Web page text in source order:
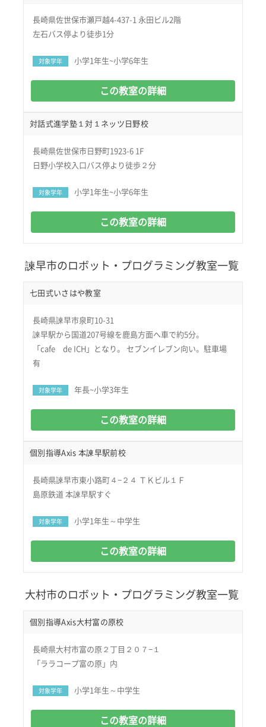
長崎県佐世保市瀬戸越4-437-1 永田ビル2階
左石バス停より徒歩1分
対象学年 小学1年生~小学6年生
この教室の詳細
対話式進学塾１対１ネッツ日野校
長崎県佐世保市日野町1923-6 1F
日野小学校入口バス停より徒歩２分
対象学年 小学1年生~小学6年生
この教室の詳細
諫早市のロボット・プログラミング教室一覧
七田式いさはや教室
長崎県諫早市泉町10-31
諫早駅から国道207号線を鹿島方面へ車で約5分。
「cafe de ICH」となり。 セブンイレブン向い。駐車場
有
対象学年 年長~小学3年生
この教室の詳細
個別指導Axis 本諫早駅前校
長崎県諫早市東小路町４−２４ ＴＫビル１Ｆ
島原鉄道 本諫早駅すぐ
対象学年 小学1年生～中学生
この教室の詳細
大村市のロボット・プログラミング教室一覧
個別指導Axis大村富の原校
長崎県大村市富の原２丁目２０７−１
「ララコープ富の原」内
対象学年 小学1年生～中学生
この教室の詳細